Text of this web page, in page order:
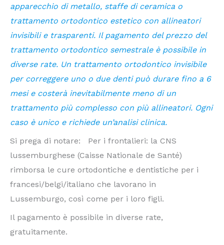
apparecchio di metallo, staffe di ceramica o
trattamento ortodontico estetico con allineatori
invisibili e trasparenti. Il pagamento del prezzo del
trattamento ortodontico semestrale è possibile in
diverse rate. Un trattamento ortodontico invisibile
per correggere uno o due denti può durare fino a 6
mesi e costerà inevitabilmente meno di un
trattamento più complesso con più allineatori. Ogni
caso è unico e richiede un’analisi clinica.
Si prega di notare: Per i frontalieri: la CNS
lussemburghese (Caisse Nationale de Santé)
rimborsa le cure ortodontiche e dentistiche per i
francesi/belgi/italiano che lavorano in
Lussemburgo, così come per i loro figli.
Il pagamento è possibile in diverse rate,
gratuitamente.